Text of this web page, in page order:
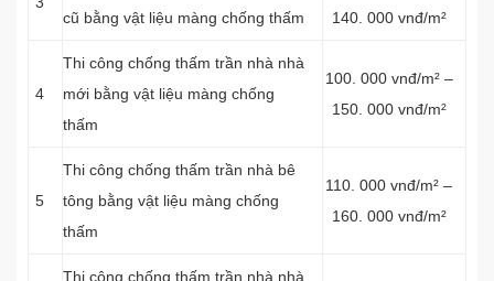
cũ bằng vật liệu màng chống thấm
140. 000 vnđ/m²
4
Thi công chống thấm trần nhà nhà
mới bằng vật liệu màng chống
thấm
100. 000 vnđ/m² –
150. 000 vnđ/m²
5
Thi công chống thấm trần nhà bê
tông bằng vật liệu màng chống
thấm
110. 000 vnđ/m² –
160. 000 vnđ/m²
Thi công chống thấm trần nhà nhà